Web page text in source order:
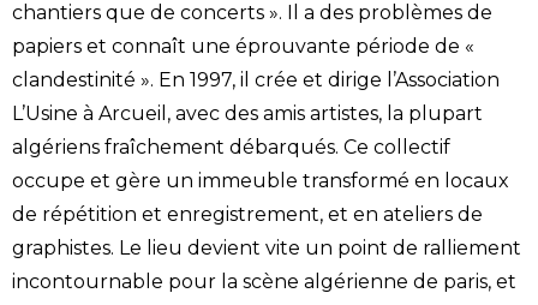
chantiers que de concerts ». Il a des problèmes de
papiers et connaît une éprouvante période de «
clandestinité ». En 1997, il crée et dirige l’Association
L’Usine à Arcueil, avec des amis artistes, la plupart
algériens fraîchement débarqués. Ce collectif
occupe et gère un immeuble transformé en locaux
de répétition et enregistrement, et en ateliers de
graphistes. Le lieu devient vite un point de ralliement
incontournable pour la scène algérienne de paris, et